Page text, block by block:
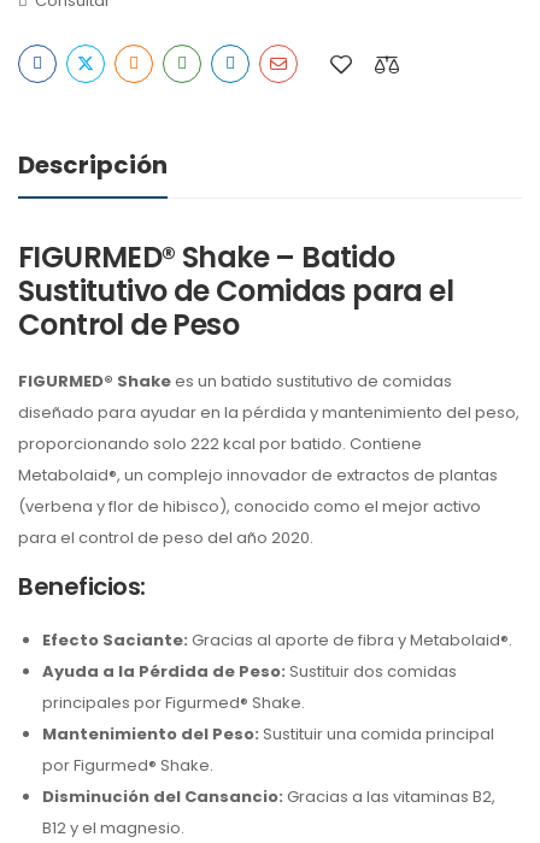
Descripción
FIGURMED® Shake – Batido
Sustitutivo de Comidas para el
Control de Peso
FIGURMED® Shakees un batido sustitutivo de comidas
diseñado para ayudar en la pérdida y mantenimiento del peso,
proporcionando solo 222 kcal por batido. Contiene
Metabolaid®, un complejo innovador de extractos de plantas
(verbena y flor de hibisco), conocido como el mejor activo
para el control de peso del año 2020.
Beneficios:
Efecto Saciante: Gracias al aporte de fibra y Metabolaid®.
Ayuda a la Pérdida de Peso: Sustituir dos comidas
principales por Figurmed® Shake.
Mantenimiento del Peso: Sustituir una comida principal
por Figurmed® Shake.
Disminución del Cansancio: Gracias a las vitaminas B2,
B12 y el magnesio.